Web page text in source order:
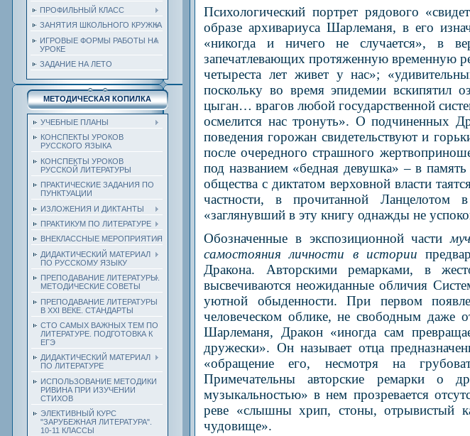
ПРОФИЛЬНЫЙ КЛАСС
ЗАНЯТИЯ ШКОЛЬНОГО КРУЖКА
ИГРОВЫЕ ФОРМЫ РАБОТЫ НА
УРОКЕ
ЗАДАНИЕ НА ЛЕТО
МЕТОДИЧЕСКАЯ КОПИЛКА
УЧЕБНЫЕ ПЛАНЫ
КОНСПЕКТЫ УРОКОВ
РУССКОГО ЯЗЫКА
КОНСПЕКТЫ УРОКОВ
РУССКОЙ ЛИТЕРАТУРЫ
ПРАКТИЧЕСКИЕ ЗАДАНИЯ ПО
ПУНКТУАЦИИ
ИЗЛОЖЕНИЯ И ДИКТАНТЫ
ПРАКТИКУМ ПО ЛИТЕРАТУРЕ
ВНЕКЛАССНЫЕ МЕРОПРИЯТИЯ
ДИДАКТИЧЕСКИЙ МАТЕРИАЛ
ПО РУССКОМУ ЯЗЫКУ
ПРЕПОДАВАНИЕ ЛИТЕРАТУРЫ.
МЕТОДИЧЕСКИЕ СОВЕТЫ
ПРЕПОДАВАНИЕ ЛИТЕРАТУРЫ
В XXI ВЕКЕ. СТАНДАРТЫ
СТО САМЫХ ВАЖНЫХ ТЕМ ПО
ЛИТЕРАТУРЕ. ПОДГОТОВКА К
ЕГЭ
ДИДАКТИЧЕСКИЙ МАТЕРИАЛ
ПО ЛИТЕРАТУРЕ
ИСПОЛЬЗОВАНИЕ МЕТОДИКИ
РИВИНА ПРИ ИЗУЧЕНИИ
СТИХОВ
ЭЛЕКТИВНЫЙ КУРС
"ЗАРУБЕЖНАЯ ЛИТЕРАТУРА".
10-11 КЛАССЫ
Психологический портрет рядового
образе архивариуса Шарлеманя, в его
«никогда и ничего не случается», в
запечатлевающих протяженную временную
четыреста лет живет у нас»;
поскольку во время эпидемии вскипятил
цыган… врагов любой государственной
осмелится нас тронуть». О подчиненных
поведения горожан свидетельствуют и
после очередного страшного
под названием «бедная девушка» – в
общества с диктатом верховной власти
частности, в прочитанной
«заглянувший в эту книгу однажды не
Обозначенные в экспозиционной части
самостояния личности в истории
Дракона. Авторскими ремарками, в
высвечиваются неожиданные обличия
уютной обыденности. При первом
человеческом облике, не свободным даже
Шарлеманя, Дракон «иногда сам
дружески». Он называет отца
«обращение его, несмотря на
Примечательны авторские ремарки о
музыкальностью» в нем прозревается
реве «слышны хрип, стоны, отрывистый
чудовище».